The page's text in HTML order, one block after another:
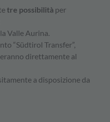
tre possibilità per
Valle Aurina.
“Südtirol Transfer”,
direttamente al
a disposizione da